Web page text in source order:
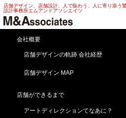
店舗デザイン、店舗設計、人で賑わう、人に寄り添う
設計事務所エムアンドアソシエイツ
会社概要
店舗デザインの軌跡 会社経歴
店舗デザイン MAP
店舗ができるまで
アートディレクションてなあに？
酒屋 パースデザイン
想図 酒屋 パースデザ
HOME 店舗デザイン事例集
デザイン